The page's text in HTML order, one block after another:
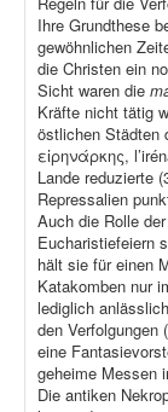
Ihre Grundthese
gewöhnlichen
die Christen ein
Sicht waren die
Kräfte nicht tätig
östlichen Städten
εἰρηνάρκης,
Lande reduzierte
Repressalien
Auch die Rolle
Eucharistiefeiern
hält sie für einen
Katakomben nur
lediglich
den Verfolgungen
eine
geheime Messen
Die antiken